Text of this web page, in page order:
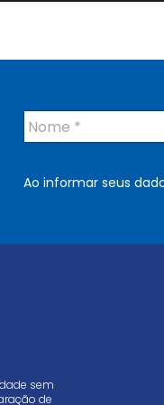
N
o
*
Ao informar seus
sem
de